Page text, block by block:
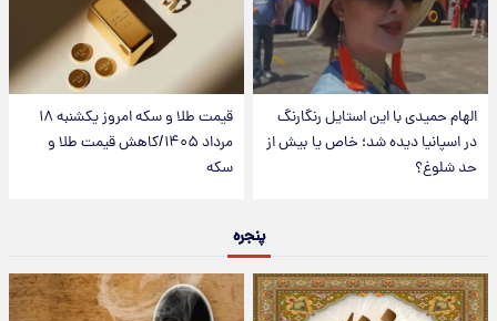
الهام حمیدی با این استایل رنگارنگ
در اسپانیا دیده شد؛ خاص یا بیش از
حد شلوغ؟
قیمت طلا و سکه امروز یکشنبه ۱۸
مرداد ۱۴۰۵/کاهش قیمت طلا و
سکه
پنجره